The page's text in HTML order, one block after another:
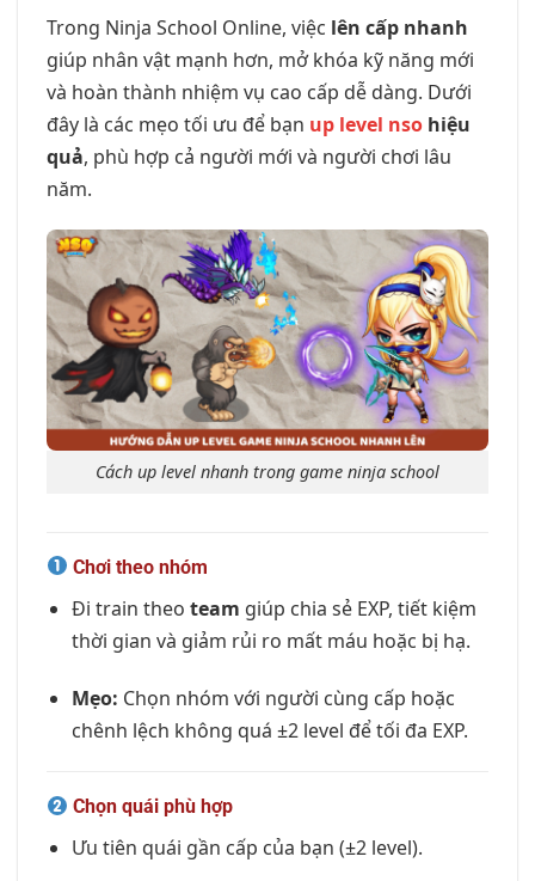
Trong Ninja School Online, việc lên cấp nhanh
giúp nhân vật mạnh hơn, mở khóa kỹ năng mới
và hoàn thành nhiệm vụ cao cấp dễ dàng. Dưới
đây là các mẹo tối ưu để bạn up level nso hiệu
quả, phù hợp cả người mới và người chơi lâu
năm.
Cách up level nhanh trong game ninja school
Chơi theo nhóm
Đi train theo team giúp chia sẻ EXP, tiết kiệm
thời gian và giảm rủi ro mất máu hoặc bị hạ.
Mẹo: Chọn nhóm với người cùng cấp hoặc
chênh lệch không quá ±2 level để tối đa EXP.
Chọn quái phù hợp
Ưu tiên quái gần cấp của bạn (±2 level).